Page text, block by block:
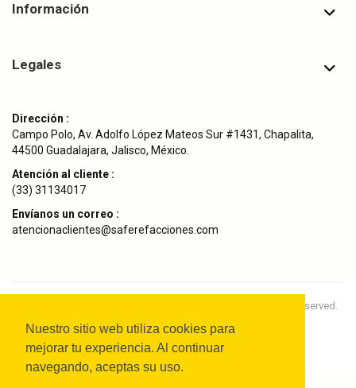
Nuestro sitio web utiliza cookies para
mejorar tu experiencia. Al continuar
navegando, aceptas su uso.
Información
Legales
Dirección :
Campo Polo, Av. Adolfo López Mateos Sur #1431, Chapalita,
44500 Guadalajara, Jalisco, México.
Atención al cliente :
(33) 31134017
Envíanos un correo :
atencionaclientes@saferefacciones.com
All rights reserved.